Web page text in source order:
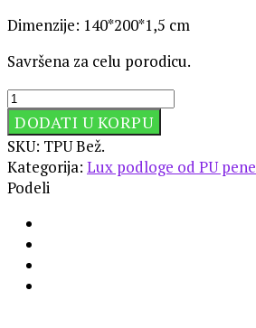
Dimenzije: 140*200*1,5 cm
Savršena za celu porodicu.
DODATI U KORPU
SKU: TPU Bež.
Kategorija: Lux podloge od PU pene
Podeli